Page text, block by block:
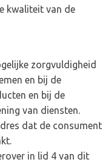
kwaliteit van de
zorgvuldigheid
en bij de
en bij de
van diensten.
dat de consument
in lid 4 van dit